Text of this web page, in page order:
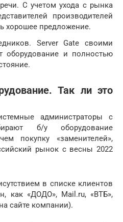
С учетом ухода с рынка
производителей
хорошее предложение.
Server Gate своими
оборудование и полностью
Так ли это
администраторы с
б/у оборудование
покупку «заменителей»,
рынок с весны 2022
в списке клиентов
как «ДОДО», Mail.ru, «ВТБ»,
сайте компании).